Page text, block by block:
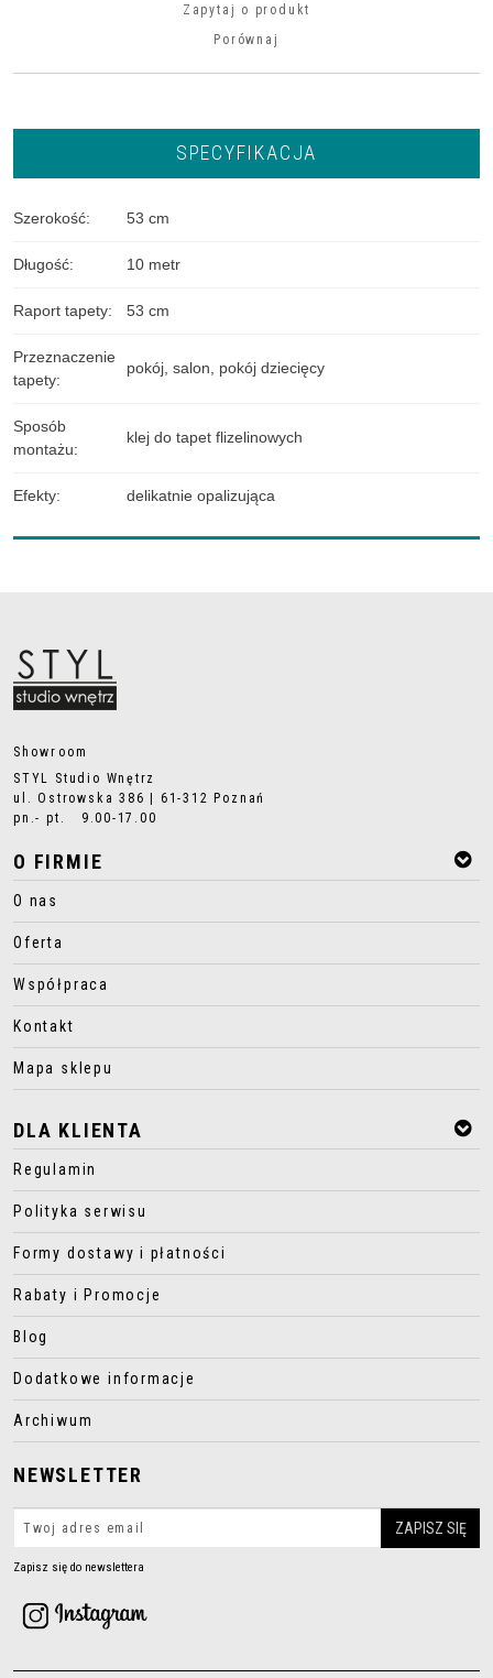
Zapytaj o produkt
Porównaj
SPECYFIKACJA
Szerokość: 53 cm
Długość: 10 metr
Raport tapety: 53 cm
Przeznaczenie
tapety:
pokój salon pokój dziecięcy
Sposób
montażu:
klej do tapet flizelinowych
Efekty: delikatnie opalizująca
Showroom
STYL Studio Wnętrz
ul. Ostrowska 386 | 61-312 Poznań
pn.- pt. 9.00-17.00
O FIRMIE
O nas
Oferta
Współpraca
Kontakt
Mapa sklepu
DLA KLIENTA
Regulamin
Polityka serwisu
Formy dostawy i płatności
Rabaty i Promocje
Blog
Dodatkowe informacje
Archiwum
NEWSLETTER
Zapisz się do newslettera